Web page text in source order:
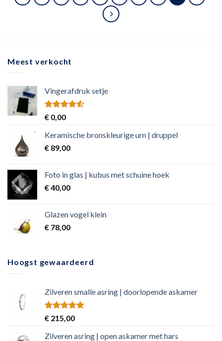
Meest verkocht
Vingerafdruk setje
Rated
4.50
of 5
€ 0,00
Keramische bronskleurige urn | druppel
€ 89,00
Foto in glas | kubus met schuine hoek
€40,00
Glazen vogel klein
€ 78,00
Hoogst gewaardeerd
Zilveren smalle asring | doorlopende askamer
Rated5.00
out of 5
€ 215,00
Zilveren asring | open askamer met hars